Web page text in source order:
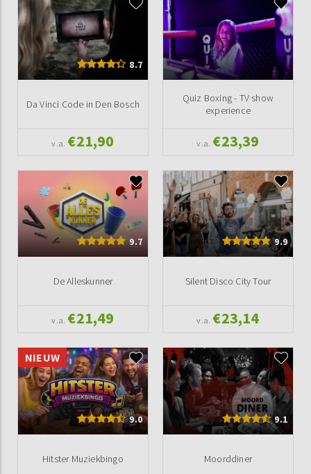
8.7
Da Vinci Code in Den Bosch
v.a. €21,90
Quiz Boxing - TV show
experience
v.a. €23,39
9.7
De Alleskunner
v.a. €21,49
9.9
Silent Disco City Tour
v.a. €23,14
NIEUW
9.0
Hitster Muziekbingo
9.1
Moorddiner